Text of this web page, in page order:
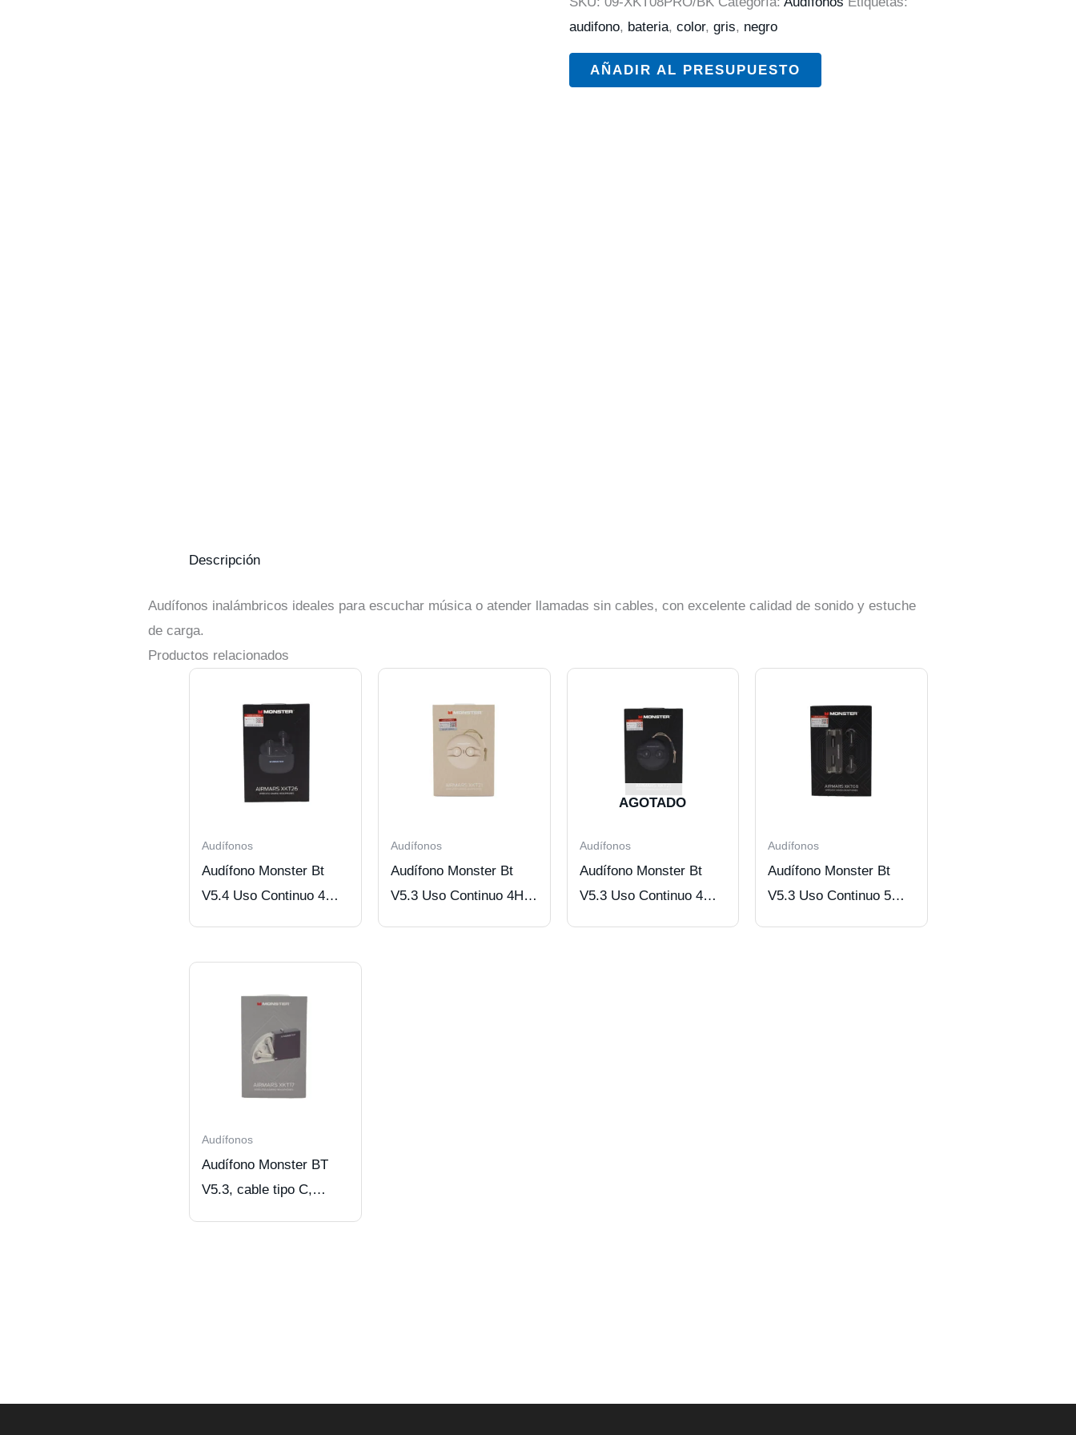
audifono, bateria, color, gris, negro
AÑADIR AL PRESUPUESTO
Descripción
Audífonos inalámbricos ideales para escuchar música o atender llamadas sin cables, con excelente calidad de sonido y estuche
de carga.
Productos relacionados
Audífonos
Audífono Monster Bt
V5.4 Uso Continuo 4
Audífonos
Audífono Monster Bt
V5.3 Uso Continuo 4Hrs
AGOTADO
Audífonos
Audífono Monster Bt
V5.3 Uso Continuo 4
Audífonos
Audífono Monster Bt
V5.3 Uso Continuo 5
Audífonos
Audífono Monster BT
V5.3, cable tipo C,